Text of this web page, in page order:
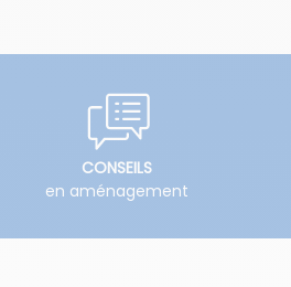
CONSEILS
en aménagement